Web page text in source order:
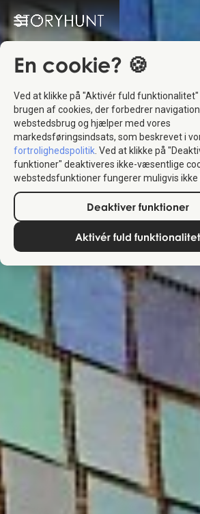
En cookie? 🍪
Ved at klikke på "Aktivér fuld
brugen af cookies, der forbedrer
webstedsbrug og hjælper med vores
markedsføringsindsats, som beskrevet i
fortrolighedspolitik . Ved at klikke på
funktioner" deaktiveres ikke-væsentlige
webstedsfunktioner fungerer muligvis ikke
Deaktiver funktioner
Aktivér fuld funktionalitet